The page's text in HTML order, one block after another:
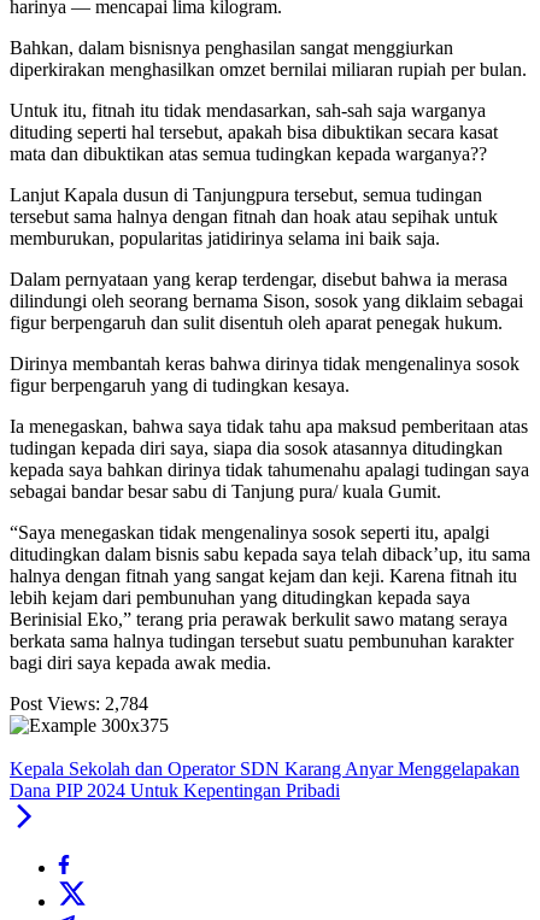
harinya — mencapai lima kilogram.
Bahkan, dalam bisnisnya penghasilan sangat menggiurkan
diperkirakan menghasilkan omzet bernilai miliaran rupiah per bulan.
Untuk itu, fitnah itu tidak mendasarkan, sah-sah saja warganya
dituding seperti hal tersebut, apakah bisa dibuktikan secara kasat
mata dan dibuktikan atas semua tudingkan kepada warganya??
Lanjut Kapala dusun di Tanjungpura tersebut, semua tudingan
tersebut sama halnya dengan fitnah dan hoak atau sepihak untuk
memburukan, popularitas jatidirinya selama ini baik saja.
Dalam pernyataan yang kerap terdengar, disebut bahwa ia merasa
dilindungi oleh seorang bernama Sison, sosok yang diklaim sebagai
figur berpengaruh dan sulit disentuh oleh aparat penegak hukum.
Dirinya membantah keras bahwa dirinya tidak mengenalinya sosok
figur berpengaruh yang di tudingkan kesaya.
Ia menegaskan, bahwa saya tidak tahu apa maksud pemberitaan atas
tudingan kepada diri saya, siapa dia sosok atasannya ditudingkan
kepada saya bahkan dirinya tidak tahumenahu apalagi tudingan saya
sebagai bandar besar sabu di Tanjung pura/ kuala Gumit.
“Saya menegaskan tidak mengenalinya sosok seperti itu, apalgi
ditudingkan dalam bisnis sabu kepada saya telah diback’up, itu sama
halnya dengan fitnah yang sangat kejam dan keji. Karena fitnah itu
lebih kejam dari pembunuhan yang ditudingkan kepada saya
Berinisial Eko,” terang pria perawak berkulit sawo matang seraya
berkata sama halnya tudingan tersebut suatu pembunuhan karakter
bagi diri saya kepada awak media.
Post Views: 2,784
Kepala Sekolah dan Operator SDN Karang Anyar Menggelapakan
Dana PIP 2024 Untuk Kepentingan Pribadi